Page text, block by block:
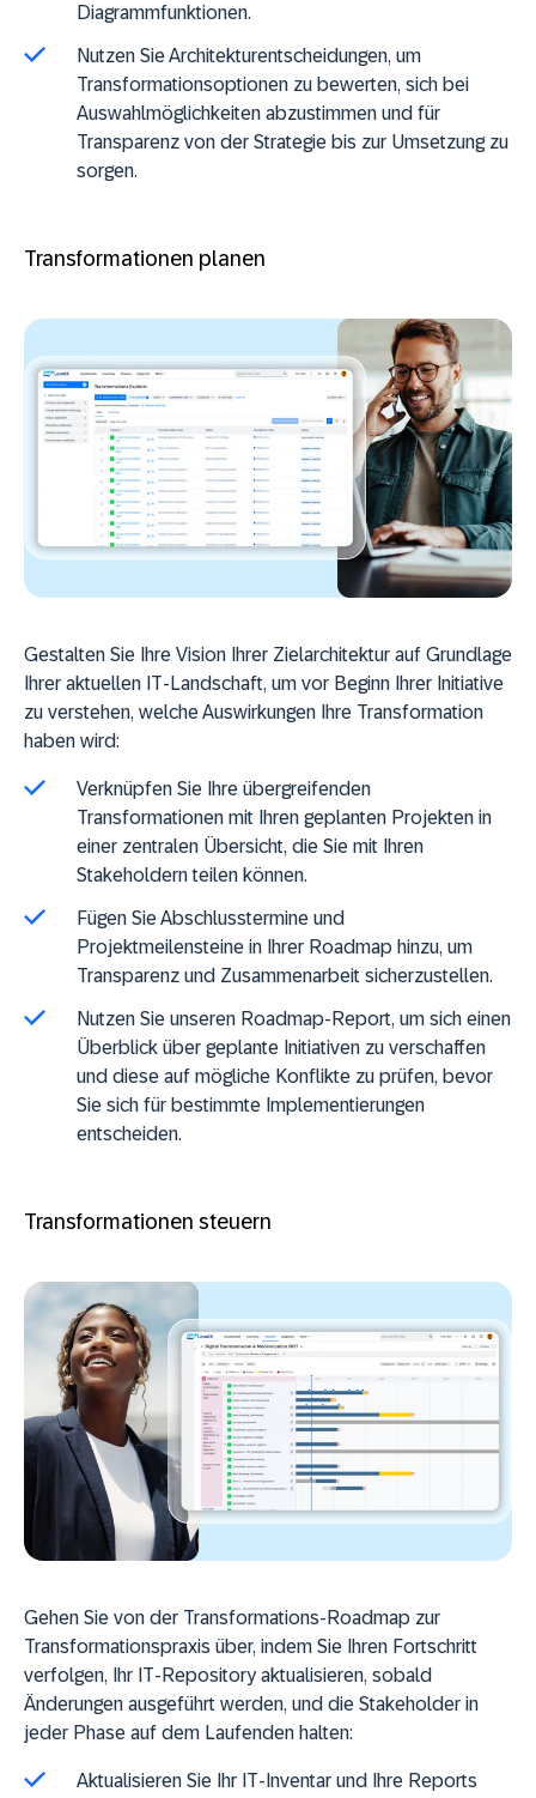
Diagrammfunktionen.
Nutzen Sie Architekturentscheidungen, um
Transformationsoptionen zu bewerten, sich bei
Auswahlmöglichkeiten abzustimmen und für
Transparenz von der Strategie bis zur Umsetzung zu
sorgen.
Transformationen planen
Gestalten Sie Ihre Vision Ihrer Zielarchitektur auf Grundlage
Ihrer aktuellen IT-Landschaft, um vor Beginn Ihrer Initiative
zu verstehen, welche Auswirkungen Ihre Transformation
haben wird:
Verknüpfen Sie Ihre übergreifenden
Transformationen mit Ihren geplanten Projekten in
einer zentralen Übersicht, die Sie mit Ihren
Stakeholdern teilen können.
Fügen Sie Abschlusstermine und
Projektmeilensteine in Ihrer Roadmap hinzu, um
Transparenz und Zusammenarbeit sicherzustellen.
Nutzen Sie unseren Roadmap-Report, um sich einen
Überblick über geplante Initiativen zu verschaffen
und diese auf mögliche Konflikte zu prüfen, bevor
Sie sich für bestimmte Implementierungen
entscheiden.
Transformationen steuern
Gehen Sie von der Transformations-Roadmap zur
Transformationspraxis über, indem Sie Ihren Fortschritt
verfolgen, Ihr IT-Repository aktualisieren, sobald
Änderungen ausgeführt werden, und die Stakeholder in
jeder Phase auf dem Laufenden halten:
Aktualisieren Sie Ihr IT-Inventar und Ihre Reports